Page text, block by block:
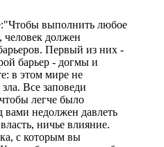
выполнить любое
человек должен
Первый из них -
барьер - догмы и
в этом мире не
Все заповеди
легче было
вами недолжен давлеть
ничье влияние.
с которым вы